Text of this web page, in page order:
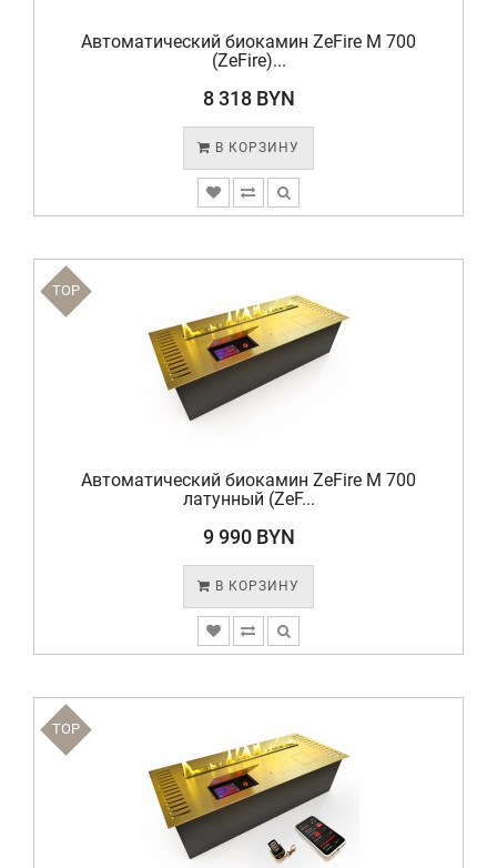
Автоматический биокамин ZeFire М 700
(ZeFire)...
8 318 BYN
В КОРЗИНУ
TOP
Автоматический биокамин ZeFire М 700
латунный (ZeF...
9 990 BYN
В КОРЗИНУ
TOP